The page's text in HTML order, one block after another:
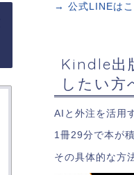
→ 公式LINEはこ
Kindle出
したい方
AIと外注を活用
1冊29分で本が
その具体的な方